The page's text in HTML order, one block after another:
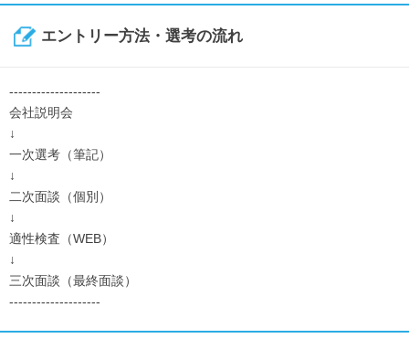
社の未来を作っていきます。
《入社2年目》
ます。
《入社3年目》
げメンバーとして加わっていただきます。
会社の未来づくりの為にも、後輩の育成に力を入れていただき
エントリー方法・選考の流れ
--------------------
会社説明会
↓
一次選考（筆記）
↓
二次面談（個別）
↓
適性検査（WEB）
↓
三次面談（最終面談）
--------------------